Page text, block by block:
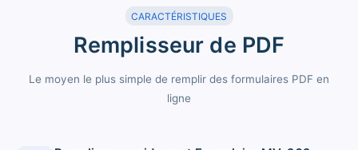
CARACTÉRISTIQUES
Remplisseur de PDF
Le moyen le plus simple de remplir des formulaires PDF en
ligne